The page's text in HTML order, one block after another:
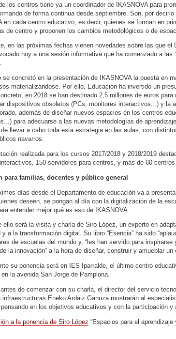
los centros tiene ya un coordinador de IKASNOVA para
de forma continua desde septiembre. Son, por
en cada centro educativo, es decir, quienes se forman en
de centro y proponen los cambios metodológicos o de
en las próximas fechas vienen novedades sobre las que
hoy a una sesión informativa que ha comenzado a
se concretó en la presentación de IKASNOVA la puesta en
materializándose. Por ello, Educación ha invertido un
en 2018 se han destinado 2,5 millones de euros
dispositivos obsoletos (PCs, monitores interactivos...) y la
además de diseñar nuevos espacios en los centros
para adecuarse a las nuevas metodologías de
de llevar a cabo toda esta estrategia en las aulas, con
navarros.
realizada para los cursos 2017/2018 y 2018/2019
150 servidores para centros, y más de 60
para familias, docentes y público general
días desde el Departamento de educación va a
deseen, se pongan al día con la digitalización de la
entender mejor qué es eso de IKASNOVA
ello será la visita y charla de Siro López, un experto en
y a la transformación digital. Su libro “Esencia” ha sido
de escuelas del mundo y, “les han servido para
la innovación” a la hora de diseñar, construir y amueblar un
su ponencia será en IES Iparralde, el último centro
en la avenida San Jorge de Pamplona.
de comenzar con su charla, el director del servicio
infraestructuras Eneko Ardaiz Ganuza mostrarán al
en los objetivos educativos y con la participación
a la ponencia de Siro López “Espacios para el aprendizaje